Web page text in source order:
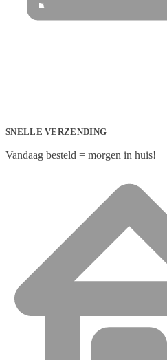
SNELLE VERZENDING
Vandaag besteld = morgen in huis!